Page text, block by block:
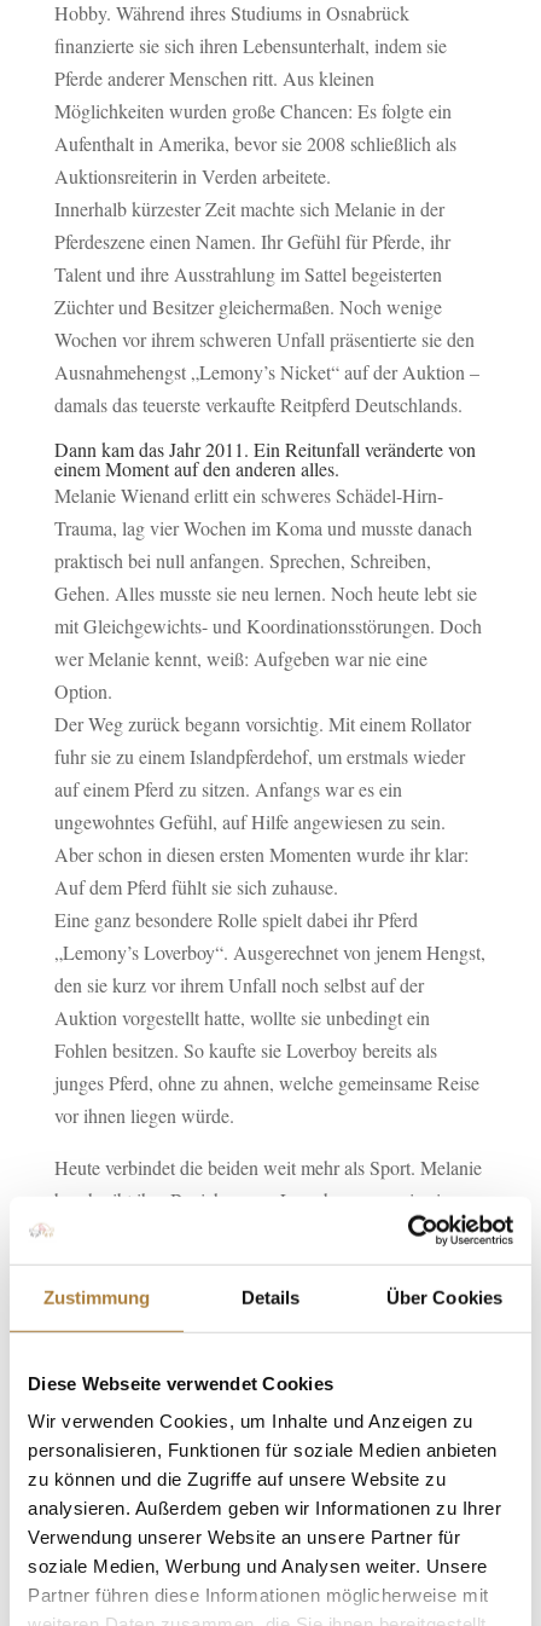
Zustimmung Details Über Cookies
Diese Webseite verwendet Cookies
Wir verwenden Cookies, um Inhalte und Anzeigen zu
personalisieren, Funktionen für soziale Medien anbieten
zu können und die Zugriffe auf unsere Website zu
analysieren. Außerdem geben wir Informationen zu Ihrer
Verwendung unserer Website an unsere Partner für
soziale Medien, Werbung und Analysen weiter. Unsere
Partner führen diese Informationen möglicherweise mit
Hobby. Während ihres Studiums in Osnabrück
finanzierte sie sich ihren Lebensunterhalt, indem sie
Pferde anderer Menschen ritt. Aus kleinen
Möglichkeiten wurden große Chancen: Es folgte ein
Aufenthalt in Amerika, bevor sie 2008 schließlich als
Auktionsreiterin in Verden arbeitete.
Innerhalb kürzester Zeit machte sich Melanie in der
Pferdeszene einen Namen. Ihr Gefühl für Pferde, ihr
Talent und ihre Ausstrahlung im Sattel begeisterten
Züchter und Besitzer gleichermaßen. Noch wenige
Wochen vor ihrem schweren Unfall präsentierte sie den
Ausnahmehengst „Lemony’s Nicket“ auf der Auktion –
damals das teuerste verkaufte Reitpferd Deutschlands.
Dann kam das Jahr 2011. Ein Reitunfall veränderte von
einem Moment auf den anderen alles.
Melanie Wienand erlitt ein schweres Schädel-Hirn-
Trauma, lag vier Wochen im Koma und musste danach
praktisch bei null anfangen. Sprechen, Schreiben,
Gehen. Alles musste sie neu lernen. Noch heute lebt sie
mit Gleichgewichts- und Koordinationsstörungen. Doch
wer Melanie kennt, weiß: Aufgeben war nie eine
Option.
Der Weg zurück begann vorsichtig. Mit einem Rollator
fuhr sie zu einem Islandpferdehof, um erstmals wieder
auf einem Pferd zu sitzen. Anfangs war es ein
ungewohntes Gefühl, auf Hilfe angewiesen zu sein.
Aber schon in diesen ersten Momenten wurde ihr klar:
Auf dem Pferd fühlt sie sich zuhause.
Eine ganz besondere Rolle spielt dabei ihr Pferd
„Lemony’s Loverboy“. Ausgerechnet von jenem Hengst,
den sie kurz vor ihrem Unfall noch selbst auf der
Auktion vorgestellt hatte, wollte sie unbedingt ein
Fohlen besitzen. So kaufte sie Loverboy bereits als
junges Pferd, ohne zu ahnen, welche gemeinsame Reise
vor ihnen liegen würde.
Heute verbindet die beiden weit mehr als Sport. Melanie
beschreibt ihre Beziehung zu Loverboy gern wie eine
Ehe: mit Höhen und Tiefen, manchmal auch kleinen
Streitereien, aber mit grenzenlosem Vertrauen.
Gemeinsam kämpften sie sich bis an die internationale
Spitze des Para-Dressursports. Es folgten Einzel-Bronze
Riesenbeck, die Berufung als Reserve für die
Paralympics in Paris und zuletzt Team-Gold bei der EM
in Ermelo.
2024 wurde Melanie Wienand für ihre
außergewöhnliche Geschichte und ihre Leistungen als
Behindertensportlerin des Jahres ausgezeichnet. Trotz
ihres enormen Trainingspensums gehören auch heute